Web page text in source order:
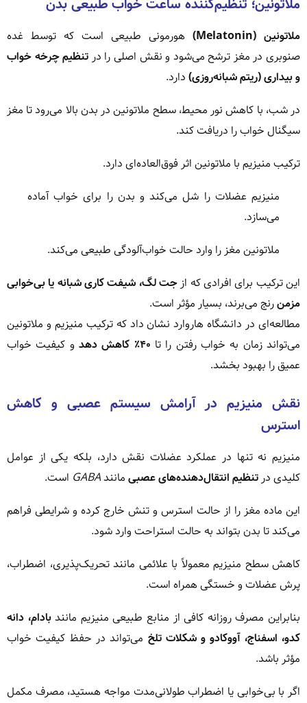
ملاتونین؛ تنظیم‌کننده ساعت خواب طبیعی بدن
ملاتونین (Melatonin)
هورمونی طبیعی است که توسط غده
صنوبری در مغز ترشح می‌شود و نقش اصلی را در تنظیم چرخه خواب
و بیداری (ریتم شبانه‌روزی) دارد.
در شب، با کاهش نور محیط، سطح ملاتونین در بدن بالا می‌رود تا مغز
سیگنال خواب را دریافت کند.
ترکیب منیزیم با ملاتونین اثر فوق‌العاده‌ای دارد.
منیزیم عضلات را شل می‌کند و بدن را برای خواب آماده
می‌سازد.
ملاتونین مغز را وارد حالت خواب‌آلودگی طبیعی می‌کند.
این ترکیب برای افرادی که ازجت لگ، شیفت کاری شبانه یا بی‌خوابی
مزمنرنج می‌برند، بسیار مؤثر است.
مطالعه‌ای در دانشگاه هاروارد نشان داد که ترکیب منیزیم و ملاتونین
می‌تواند زمان به خواب رفتن را تا ۴۰٪ کاهش دهد
و کیفیت خواب
عمیق را بهبود بخشد.
نقش منیزیم در آرامش سیستم عصبی و کاهش
استرس
منیزیم نه تنها در عملکرد عضلات نقش دارد، بلکه یکی از عوامل
کلیدی درتنظیم انتقال‌دهنده‌های عصبی مانندGABA است.
این ماده مغز را از حالت استرس و تنش خارج کرده و شرایطی فراهم
می‌کند تا بدن بتواند به حالت استراحت وارد شود.
کاهش سطح منیزیم معمولاً با علائمی مانند تحریک‌پذیری، اضطراب،
پرش عضلات و خستگی همراه است.
بنابراین مصرف روزانه کافی از منابع طبیعی منیزیم مانندبادام، دانه
کدو، اسفناج، آووکادو و شکلات تلخ می‌تواند در حفظ کیفیت خواب
مؤثر باشد.
اگر با بی‌خوابی یا اضطراب طولانی‌مدت مواجه هستید، مصرف مکمل